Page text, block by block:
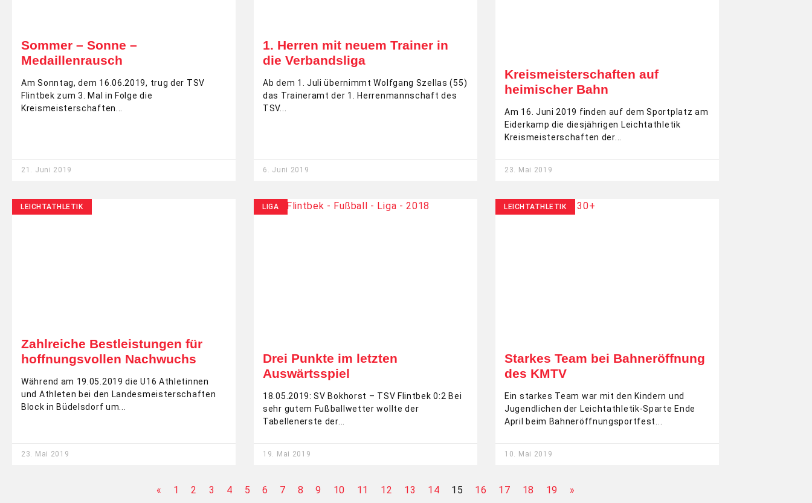
Sommer – Sonne –
Medaillenrausch
Am Sonntag, dem 16.06.2019, trug der TSV
Flintbek zum 3. Mal in Folge die
Kreismeisterschaften
21. Juni 2019
1. Herren mit neuem Trainer in
die Verbandsliga
Ab dem 1. Juli übernimmt Wolfgang Szellas (55)
das Traineramt der 1. Herrenmannschaft des
TSV
6. Juni 2019
Kreismeisterschaften auf
heimischer Bahn
Am 16. Juni 2019 finden auf dem Sportplatz am
Eiderkamp die diesjährigen Leichtathletik
Kreismeisterschaften der
23. Mai 2019
LEICHTATHLETIK
Zahlreiche Bestleistungen für
hoffnungsvollen Nachwuchs
Während am 19.05.2019 die U16 Athletinnen
und Athleten bei den Landesmeisterschaften
Block in Büdelsdorf um
23. Mai 2019
LIGA
Drei Punkte im letzten
Auswärtsspiel
18.05.2019: SV Bokhorst – TSV Flintbek 0:2 Bei
sehr gutem Fußballwetter wollte der
Tabellenerste der
19. Mai 2019
LEICHTATHLETIK
Starkes Team bei Bahneröffnung
des KMTV
Ein starkes Team war mit den Kindern und
Jugendlichen der Leichtathletik-Sparte Ende
April beim Bahneröffnungsportfest
10. Mai 2019
« 1 2 3 4 5 6 7 8 9 10 11 12 13 14 15 16 17 18 19 »